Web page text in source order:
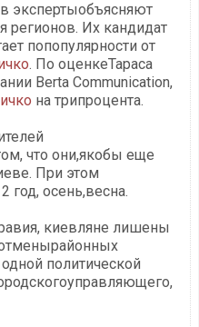
экспертыобъясняют
регионов. Их кандидат
попопулярности от
. По оценкеТараса
Berta Communication,
на трипроцента.
что они,якобы еще
При этом
год, осень,весна.
киевляне лишены
политической